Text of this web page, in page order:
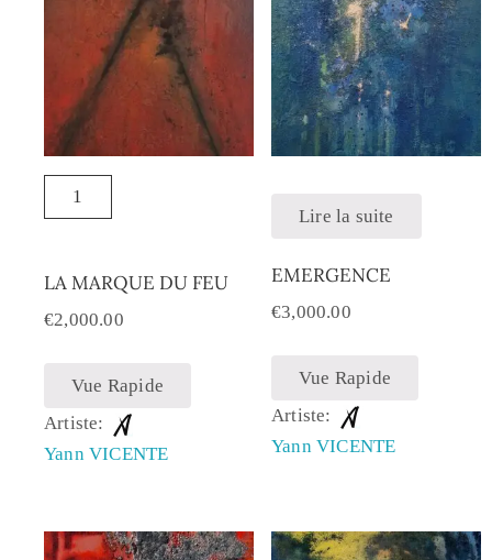
LA MARQUE DU FEU
€2,000.00
Vue Rapide
Artiste:
Yann VICENTE
Lire la suite
EMERGENCE
€3,000.00
Vue Rapide
Artiste:
Yann VICENTE